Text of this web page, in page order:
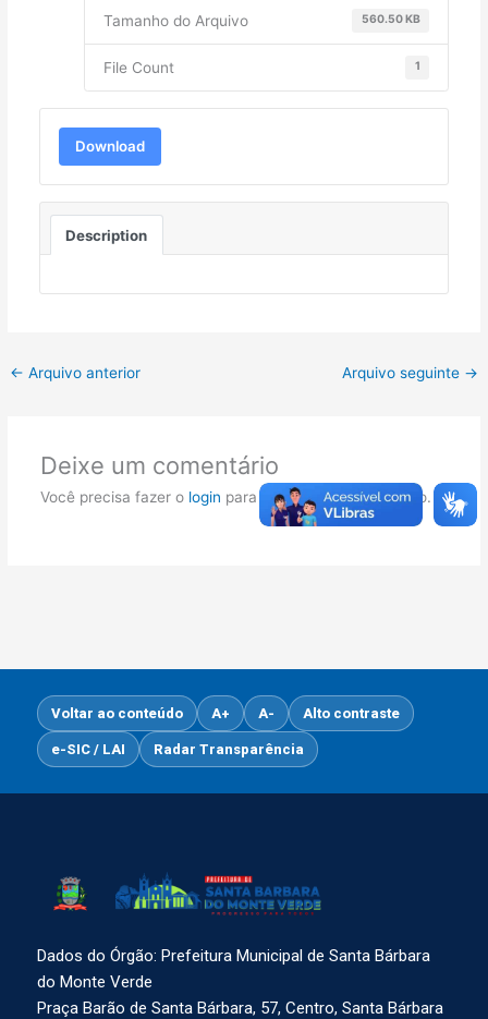
Tamanho do Arquivo 560.50 KB
File Count 1
Download
Description
← Arquivo anterior Arquivo seguinte →
Deixe um comentário
Você precisa fazer o login para publicar um comentário.
Voltar ao conteúdo A+ A- Alto contraste
e-SIC / LAI Radar Transparência
Dados do Órgão: Prefeitura Municipal de Santa Bárbara
do Monte Verde
Praça Barão de Santa Bárbara, 57, Centro, Santa Bárbara